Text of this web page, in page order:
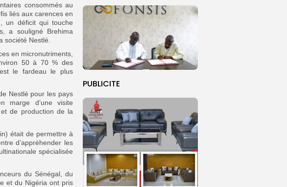
PUBLICITE
consommés au
liés aux carences en
un déficit qui touche
a souligné Brehima
société Nestlé.
en micronutriments,
50 à 70 % des
le fardeau le plus
Nestlé pour les pays
marge d’une visite
de production de la
était de permettre à
d’appréhender les
spécialisée
du Sénégal, du
et du Nigéria ont pris